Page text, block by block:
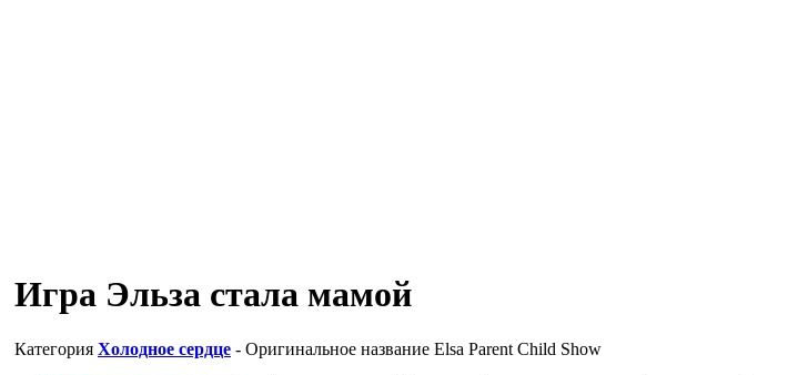
Игра Эльза стала мамой
Категория Холодное сердце - Оригинальное название Elsa Parent Child Show